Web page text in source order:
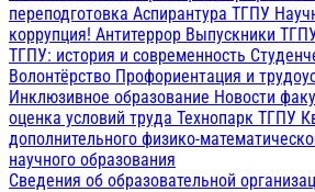
переподготовка Аспирантура ТГПУ
коррупция! Антитеррор Выпускники
ТГПУ: история и современность
Волонтёрство Профориентация и
Инклюзивное образование Новости
оценка условий труда Технопарк ТГПУ
дополнительного физико-
научного образования
Сведения об образовательной